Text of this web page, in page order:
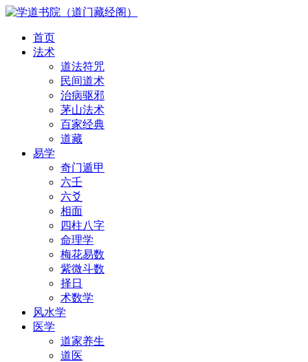
首页
法术
道法符咒
民间道术
治病驱邪
茅山法术
百家经典
道藏
易学
奇门遁甲
六壬
六爻
相面
四柱八字
命理学
梅花易数
紫微斗数
择日
术数学
风水学
医学
道家养生
道医